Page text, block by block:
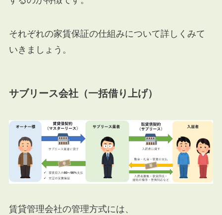
それぞれの家賃保証の仕組みについて詳しくみて
いきましょう。
サブリース会社（一括借り上げ）
賃貸管理会社の管理方式には、